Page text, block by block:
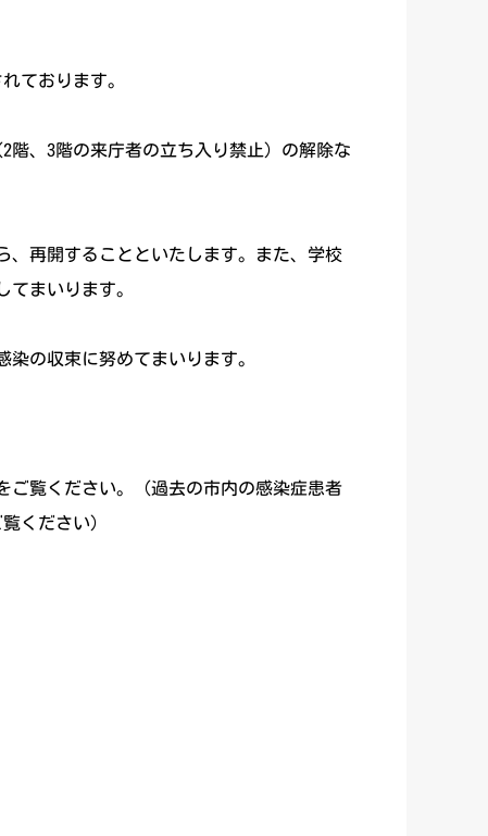
ております。
階、3階の来庁者の立ち入り禁止）の解除な
、再開することといたします。また、学校
まいります。
の収束に努めてまいります。
ご覧ください。（過去の市内の感染症患者
ください）